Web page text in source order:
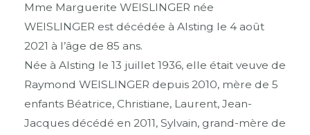
Mme Marguerite WEISLINGER née
WEISLINGER est décédée à Alsting le 4 août
2021 à l’âge de 85 ans.
Née à Alsting le 13 juillet 1936, elle était veuve de
Raymond WEISLINGER depuis 2010, mère de 5
enfants Béatrice, Christiane, Laurent, Jean-
Jacques décédé en 2011, Sylvain, grand-mère de